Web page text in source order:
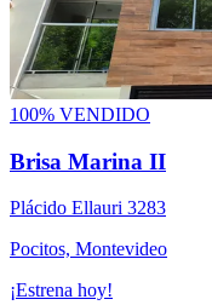
100% VENDIDO
Brisa Marina II
Plácido Ellauri 3283
Pocitos, Montevideo
¡Estrena hoy!